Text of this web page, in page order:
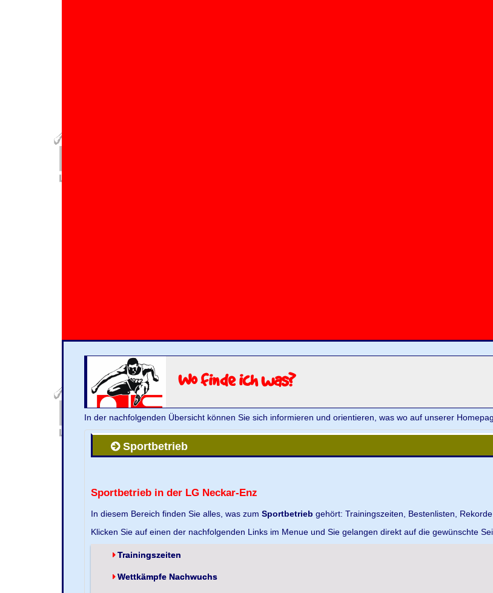
Wo finde ich was?
In der nachfolgenden Übersicht können Sie sich informieren und orientieren, was wo auf unserer
Sportbetrieb
Sportbetrieb in der LG Neckar-Enz
In diesem Bereich finden Sie alles, was zumSportbetrieb gehört: Trainingszeiten, Bestenlisten,
Klicken Sie auf einen der nachfolgenden Links im Menue und Sie gelangen direkt auf die gewünschte
Trainingszeiten
Wettkämpfe Nachwuchs